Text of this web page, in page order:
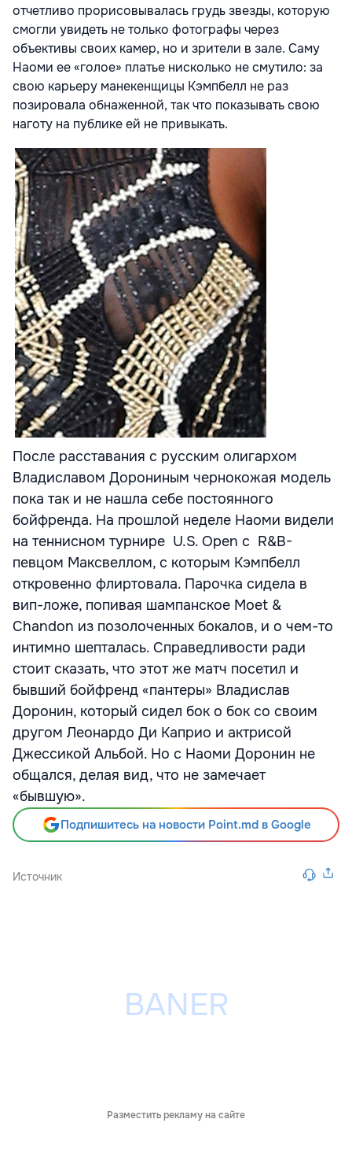
отчетливо прорисовывалась грудь звезды, которую
смогли увидеть не только фотографы через
объективы своих камер, но и зрители в зале. Саму
Наоми ее «голое» платье нисколько не смутило: за
свою карьеру манекенщицы Кэмпбелл не раз
позировала обнаженной, так что показывать свою
наготу на публике ей не привыкать.
После расставания с русским олигархом
Владиславом Дорониным чернокожая модель
пока так и не нашла себе постоянного
бойфренда. На прошлой неделе Наоми видели
на теннисном турнире U.S. Open с R&B-
певцом Максвеллом, с которым Кэмпбелл
откровенно флиртовала. Парочка сидела в
вип-ложе, попивая шампанское Moet &
Chandon из позолоченных бокалов, и о чем-то
интимно шепталась. Справедливости ради
стоит сказать, что этот же матч посетил и
бывший бойфренд «пантеры» Владислав
Доронин, который сидел бок о бок со своим
другом Леонардо Ди Каприо и актрисой
Джессикой Альбой. Но с Наоми Доронин не
общался, делая вид, что не замечает
«бывшую».
Подпишитесь на новости Point.md в Google
Источник
Разместить рекламу на сайте